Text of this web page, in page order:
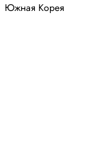
Южная Корея